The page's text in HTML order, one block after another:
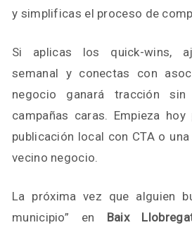
y simplificas el proceso de
Si aplicas los quick-wins,
semanal y conectas con
negocio ganará tracción
campañas caras. Empieza
publicación local con CTA o
vecino negocio.
La próxima vez que alguien
municipio” en Baix